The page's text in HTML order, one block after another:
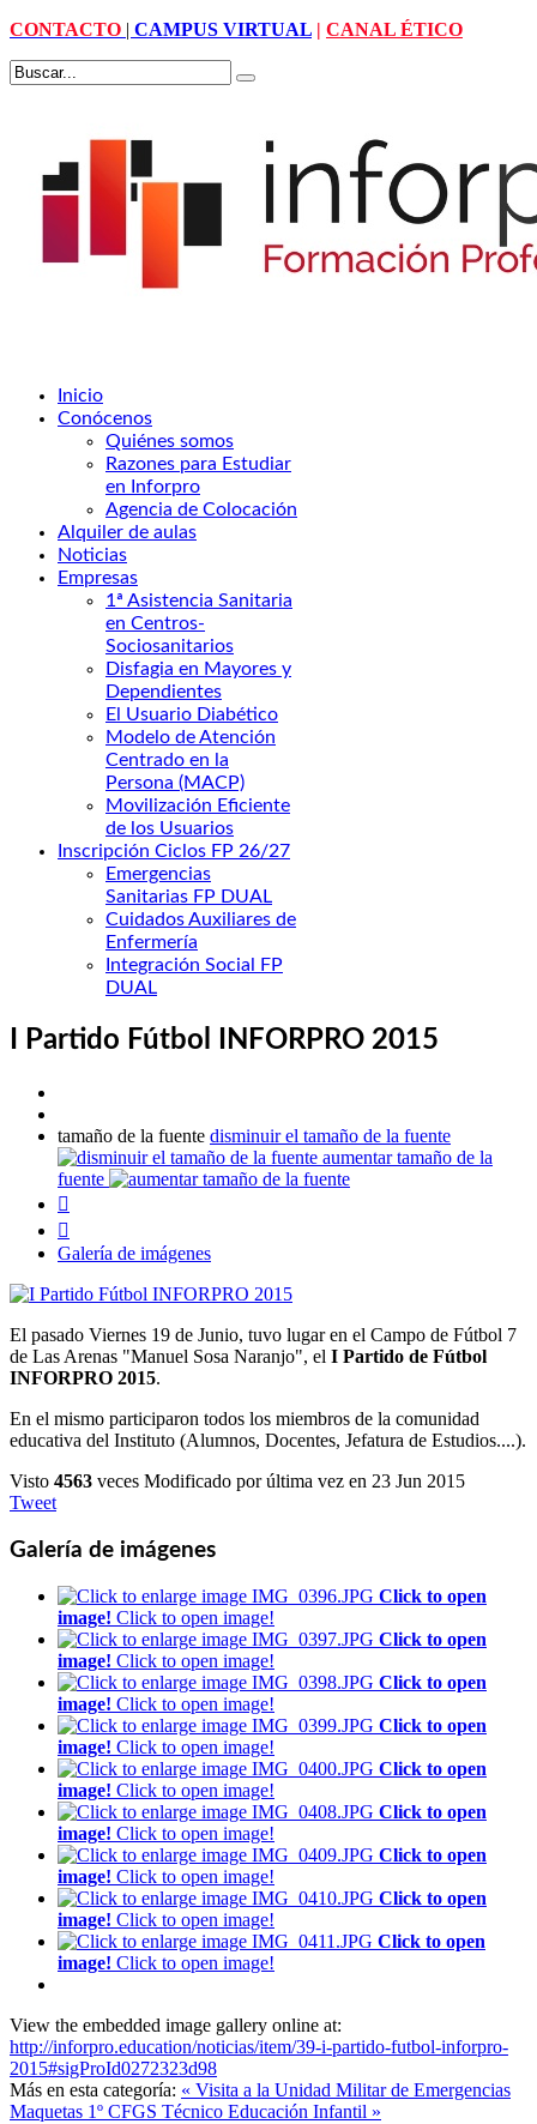
CONTACTO | CAMPUS VIRTUAL | CANAL ÉTICO
Inicio
Conócenos
Quiénes somos
Razones para Estudiar
en Inforpro
Agencia de Colocación
Alquiler de aulas
Noticias
Empresas
1ª Asistencia Sanitaria
en Centros-
Sociosanitarios
Disfagia en Mayores y
Dependientes
El Usuario Diabético
Modelo de Atención
Centrado en la
Persona (MACP)
Movilización Eficiente
de los Usuarios
Inscripción Ciclos FP 26/27
Emergencias
Sanitarias FP DUAL
Cuidados Auxiliares de
Enfermería
Integración Social FP
DUAL
I Partido Fútbol INFORPRO 2015
tamaño de la fuente disminuir el tamaño de la fuente
aumentar tamaño de la
fuente


Galería de imágenes
El pasado Viernes 19 de Junio, tuvo lugar en el Campo de Fútbol 7
de Las Arenas "Manuel Sosa Naranjo", el I Partido de Fútbol
INFORPRO 2015.
En el mismo participaron todos los miembros de la comunidad
educativa del Instituto (Alumnos, Docentes, Jefatura de Estudios....).
Visto 4563 veces Modificado por última vez en 23 Jun 2015
Tweet
Galería de imágenes
Click to open
image! Click to open image!
Click to open
image! Click to open image!
Click to open
image! Click to open image!
Click to open
image! Click to open image!
Click to open
image! Click to open image!
Click to open
image! Click to open image!
Click to open
image! Click to open image!
Click to open
image! Click to open image!
Click to open
image! Click to open image!
View the embedded image gallery online at:
http://inforpro.education/noticias/item/39-i-partido-futbol-inforpro-
2015#sigProId0272323d98
Más en esta categoría: « Visita a la Unidad Militar de Emergencias
Maquetas 1º CFGS Técnico Educación Infantil »